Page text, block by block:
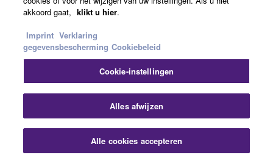
vloeiendere games zonder haperingen en realtime
*Deze functie is beschikbaar via een firmware-
update.
Downloads Contact opnemen
akkoord gaat, klikt u hier.
Imprint Verklaring
gegevensbescherming Cookiebeleid
Cookie-instellingen
Alles afwijzen
Alle cookies accepteren